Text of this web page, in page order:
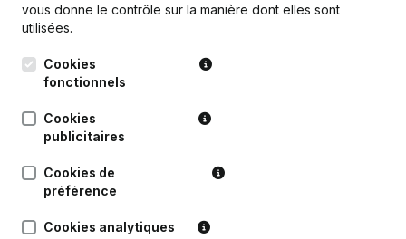
28-11-2025
22-07-2025 Demissions - Nominations
23-10-2024 Capital - Actions
vous donne le contrôle sur la manière dont elles sont
utilisées.
Cookies
fonctionnels
Cookies
publicitaires
Cookies de
préférence
Cookies analytiques